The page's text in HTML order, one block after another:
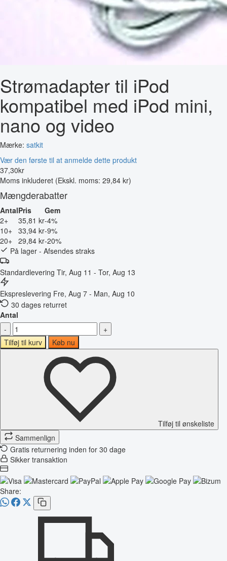
Strømadapter til iPod
kompatibel med iPod mini,
nano og video
Mærke: satkit
Vær den første til at anmelde dette produkt
37,30kr
Moms inkluderet (Ekskl. moms: 29,84 kr)
Mængderabatter
AntalPris
Gem
2+
35,81 kr-4%
10+ 33,94 kr-9%
20+ 29,84 kr-20%
På lager - Afsendes straks
Standardlevering Tir, Aug 11 - Tor, Aug 13
Ekspreslevering Fre, Aug 7 - Man, Aug 10
30 dages returret
Antal
-
+
Tilføj til kurv
Køb nu
Tilføj til ønskeliste
Sammenlign
Gratis returnering inden for 30 dage
Sikker transaktion
Share: